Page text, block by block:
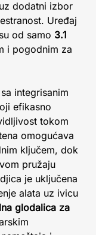
dodatni izbor
Uređaj
od samo 3.1
i pogodnim za
integrisanim
efikasno
tokom
omogućava
ključem, dok
pružaju
je uključena
alata uz ivicu
glodalica za